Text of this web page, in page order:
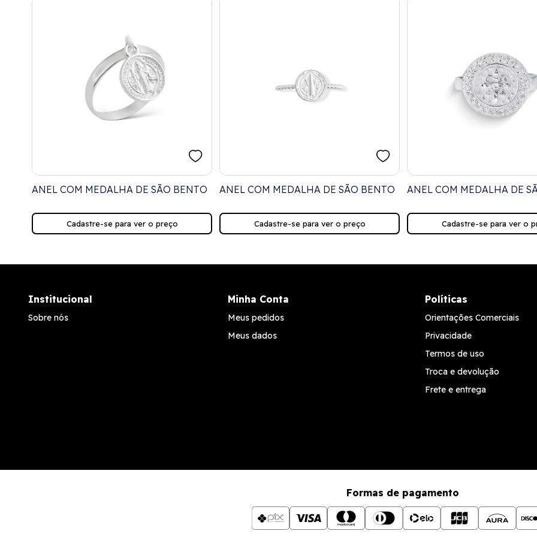
ANEL COM MEDALHA DE SÃO BENTO
Cadastre-se para ver o preço
ANEL COM MEDALHA DE SÃO BENTO
Cadastre-se para ver o preço
ANEL COM MEDALHA DE
Cadastre-se para ver o
Institucional
Sobre nós
Minha Conta
Meus pedidos
Meus dados
Políticas
Orientações Comerciais
Privacidade
Termos de uso
Troca e devolução
Frete e entrega
Formas de pagamento